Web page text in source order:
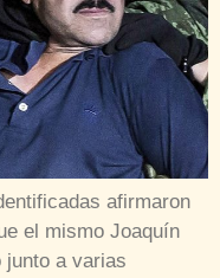
afirmaron
el mismo Joaquín
junto a varias